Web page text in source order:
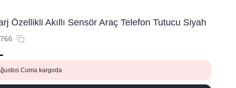
Özellikli Akıllı Sensör Araç Telefon Tutucu Siyah
Cuma kargoda